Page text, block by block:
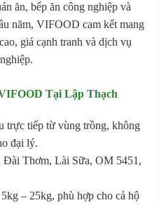
ăn, bếp ăn công nghiệp và
năm, VIFOOD cam kết mang
giá cạnh tranh và dịch vụ
Tại Lập Thạch
trực tiếp từ vùng trồng, không
đại lý.
Đài Thơm, Lài Sữa, OM 5451,
– 25kg, phù hợp cho cả hộ